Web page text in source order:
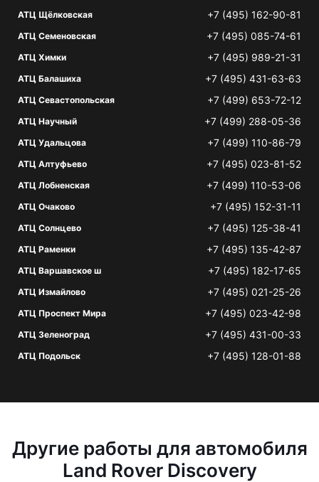
АТЦ Щёлковская +7 (495) 162-90-81
АТЦ Семеновская +7 (495) 085-74-61
АТЦ Химки +7 (495) 989-21-31
АТЦ Балашиха +7 (495) 431-63-63
АТЦ Севастопольская +7 (499) 653-72-12
АТЦ Научный +7 (499) 288-05-36
АТЦ Удальцова +7 (499) 110-86-79
АТЦ Алтуфьево +7 (495) 023-81-52
АТЦ Лобненская +7 (499) 110-53-06
АТЦ Очаково +7 (495) 152-31-11
АТЦ Солнцево +7 (495) 125-38-41
АТЦ Раменки +7 (495) 135-42-87
АТЦ Варшавское ш +7 (495) 182-17-65
АТЦ Измайлово +7 (495) 021-25-26
АТЦ Проспект Мира +7 (495) 023-42-98
АТЦ Зеленоград +7 (495) 431-00-33
АТЦ Подольск +7 (495) 128-01-88
Другие работы для автомобиля
Land Rover Discovery